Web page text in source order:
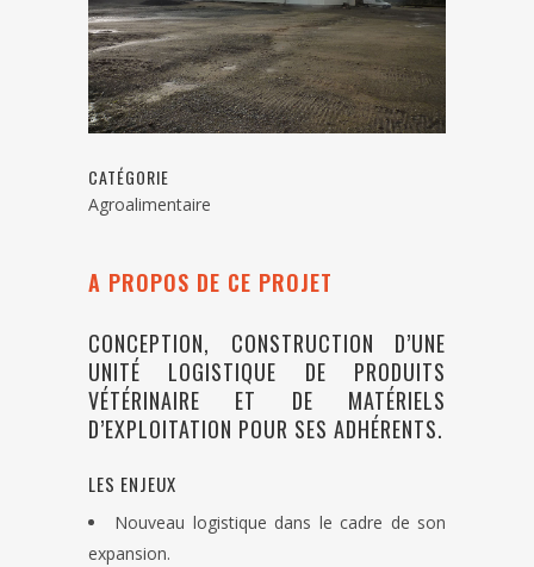
CATÉGORIE
Agroalimentaire
A PROPOS DE CE PROJET
CONCEPTION, CONSTRUCTION D’UNE
UNITÉ LOGISTIQUE DE PRODUITS
VÉTÉRINAIRE ET DE MATÉRIELS
D’EXPLOITATION POUR SES ADHÉRENTS.
LES ENJEUX
Nouveau logistique dans le cadre de son
expansion.